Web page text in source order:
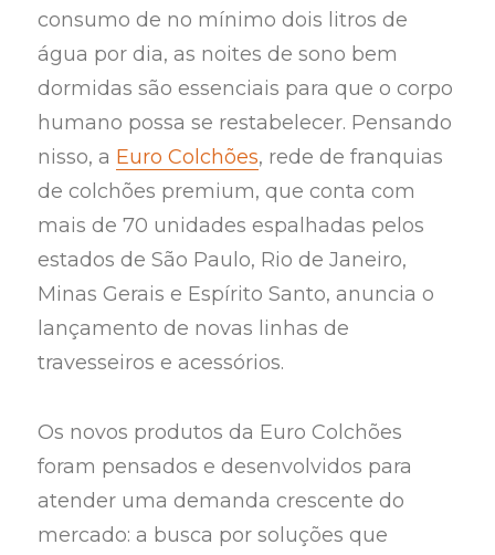
consumo de no mínimo dois litros de
água por dia, as noites de sono bem
dormidas são essenciais para que o corpo
humano possa se restabelecer. Pensando
nisso, a Euro Colchões, rede de franquias
de colchões premium, que conta com
mais de 70 unidades espalhadas pelos
estados de São Paulo, Rio de Janeiro,
Minas Gerais e Espírito Santo, anuncia o
lançamento de novas linhas de
travesseiros e acessórios.
Os novos produtos da Euro Colchões
foram pensados e desenvolvidos para
atender uma demanda crescente do
mercado: a busca por soluções que